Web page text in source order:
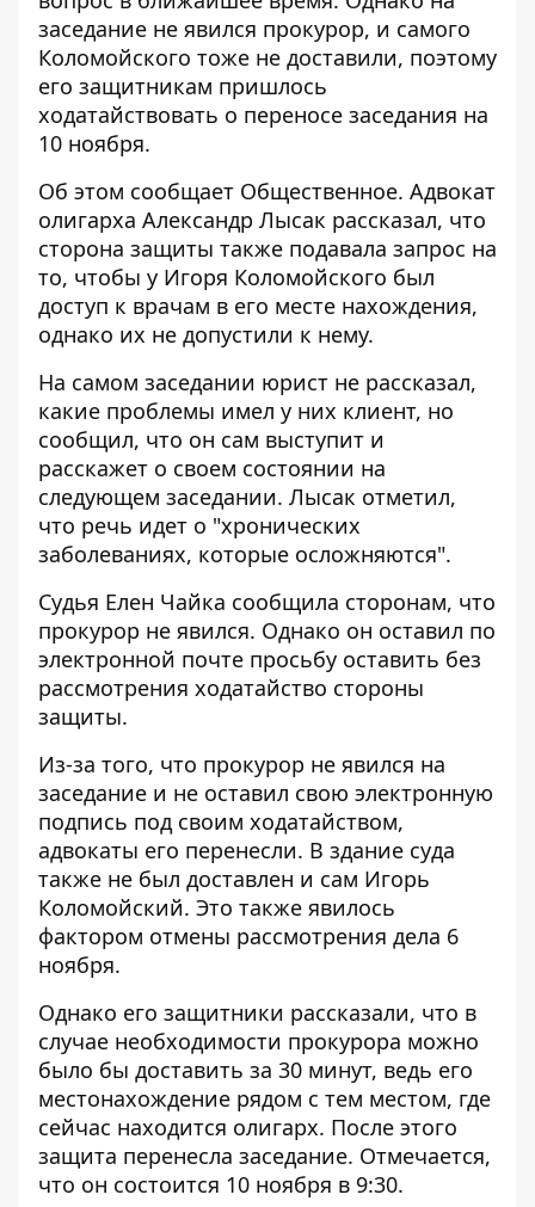
заседание не явился прокурор, и самого
Коломойского тоже не доставили, поэтому
его защитникам пришлось
ходатайствовать о переносе заседания на
10 ноября.
Об этом сообщает Общественное. Адвокат
олигарха Александр Лысак рассказал, что
сторона защиты также подавала запрос на
то, чтобы у Игоря Коломойского был
доступ к врачам в его месте нахождения,
однако их не допустили к нему.
На самом заседании юрист не рассказал,
какие проблемы имел у них клиент, но
сообщил, что он сам выступит и
расскажет о своем состоянии на
следующем заседании. Лысак отметил,
что речь идет о "хронических
заболеваниях, которые осложняются".
Судья Елен Чайка сообщила сторонам, что
прокурор не явился. Однако он оставил по
электронной почте просьбу оставить без
рассмотрения ходатайство стороны
защиты.
Из-за того, что прокурор не явился на
заседание и не оставил свою электронную
подпись под своим ходатайством,
адвокаты его перенесли. В здание суда
также не был доставлен и сам Игорь
Коломойский. Это также явилось
фактором отмены рассмотрения дела 6
ноября.
Однако его защитники рассказали, что в
случае необходимости прокурора можно
было бы доставить за 30 минут, ведь его
местонахождение рядом с тем местом, где
сейчас находится олигарх. После этого
защита перенесла заседание. Отмечается,
что он состоится 10 ноября в 9:30.